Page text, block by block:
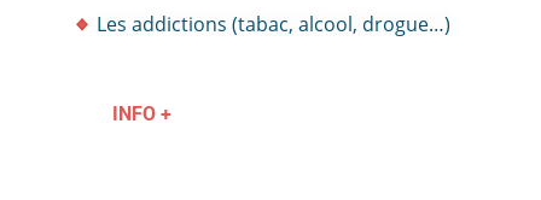
Les addictions (tabac, alcool, drogue…)
INFO +